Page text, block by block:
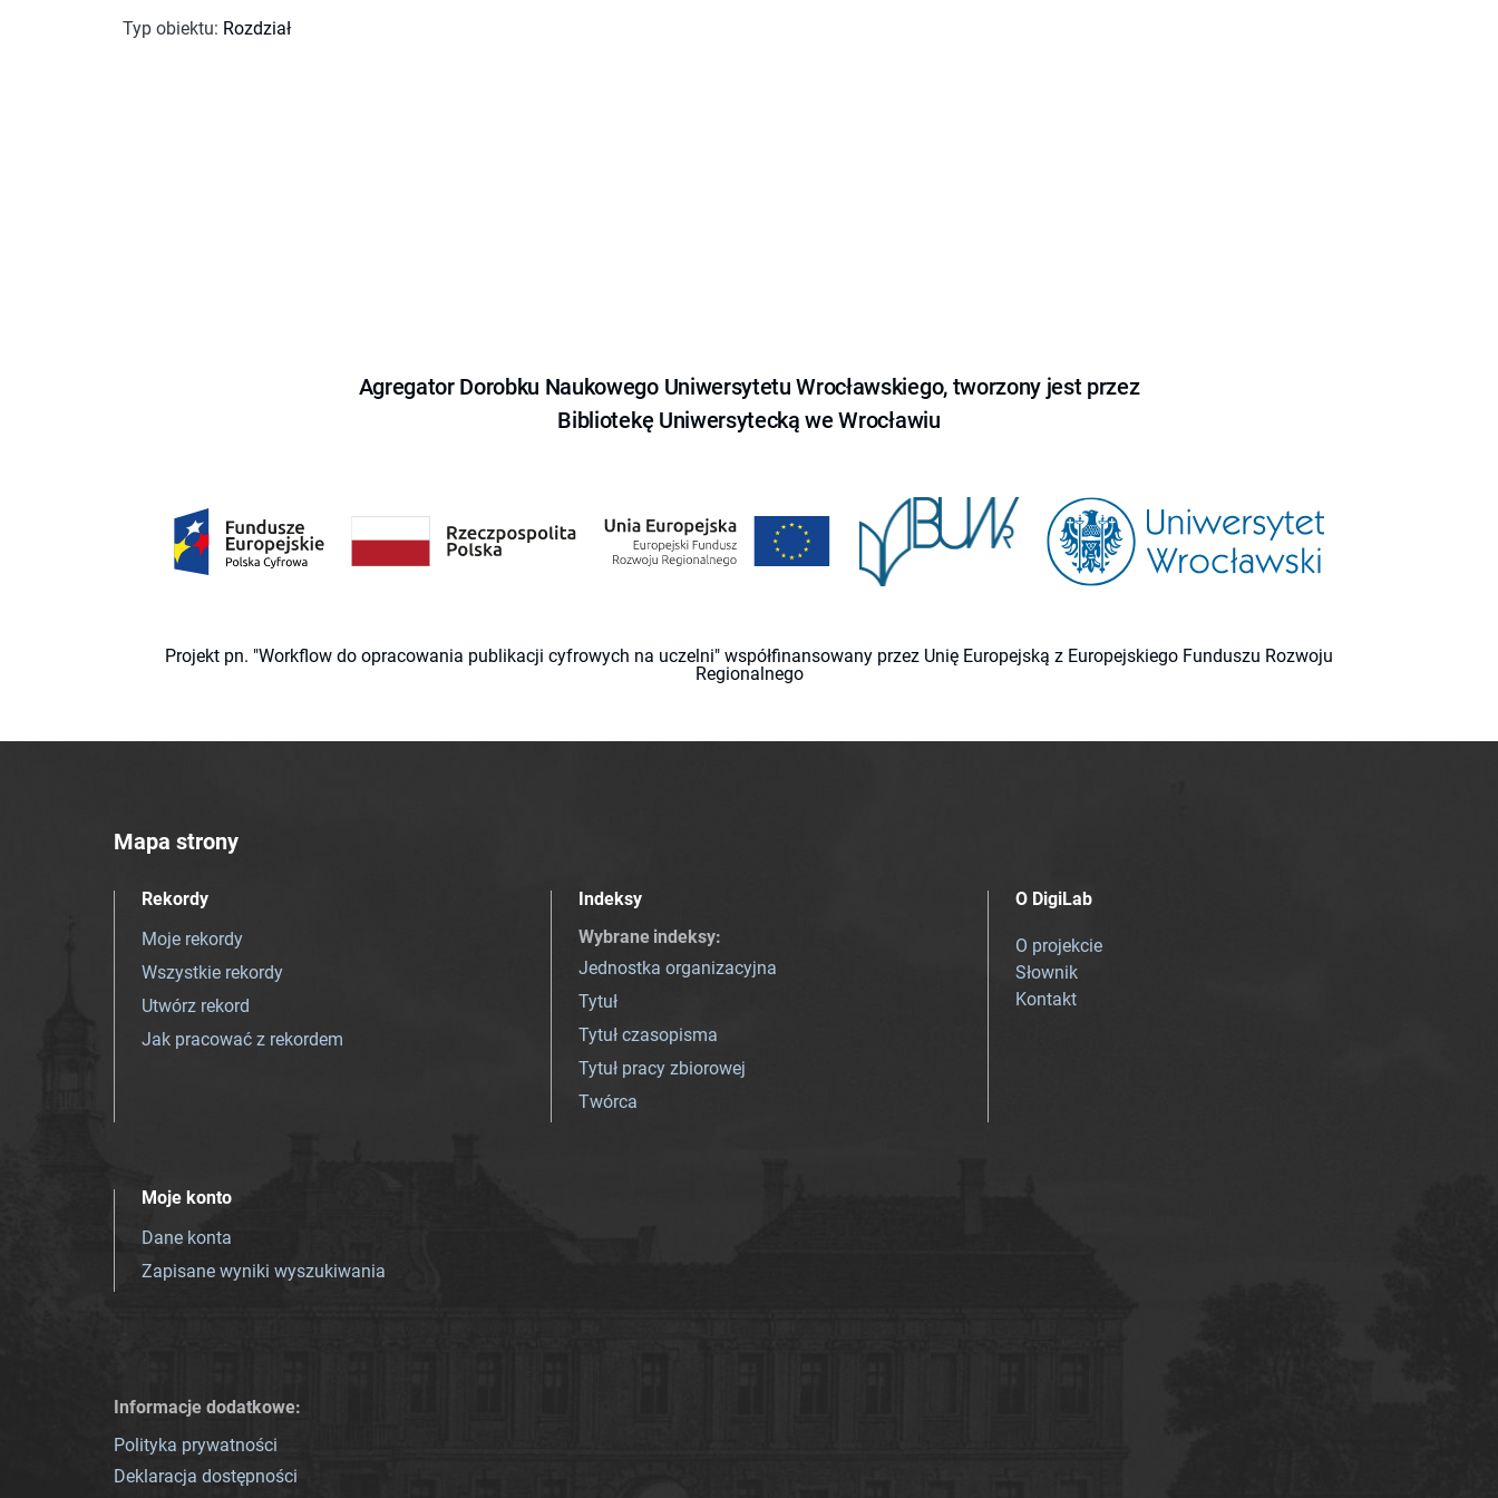
Typ obiektu: Rozdział
Agregator Dorobku Naukowego Uniwersytetu Wrocławskiego, tworzony jest przez
Bibliotekę Uniwersytecką we Wrocławiu
Projekt pn. "Workflow do opracowania publikacji cyfrowych na uczelni" współfinansowany przez Unię Europejską z Europejskiego Funduszu Rozwoju
Regionalnego
Mapa strony
Rekordy
Moje rekordy
Wszystkie rekordy
Utwórz rekord
Jak pracować z rekordem
Indeksy
Wybrane indeksy:
Jednostka organizacyjna
Tytuł
Tytuł czasopisma
Tytuł pracy zbiorowej
Twórca
O DigiLab
O projekcie
Słownik
Kontakt
Moje konto
Dane konta
Zapisane wyniki wyszukiwania
Informacje dodatkowe:
Polityka prywatności
Deklaracja dostępności